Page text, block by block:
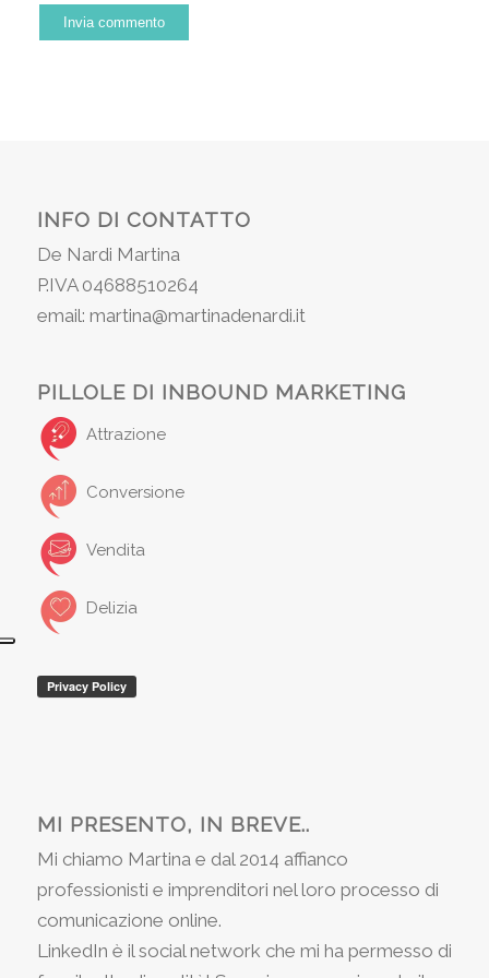
INFO DI CONTATTO
De Nardi Martina
P.IVA 04688510264
email: martina@martinadenardi.it
PILLOLE DI INBOUND MARKETING
Attrazione
Conversione
Vendita
Delizia
MI PRESENTO, IN BREVE..
Mi chiamo Martina e dal 2014 affianco
professionisti e imprenditori nel loro processo di
comunicazione online.
LinkedIn è il social network che mi ha permesso di